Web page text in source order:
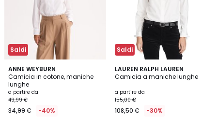
Saldi
ANNE WEYBURN
Camicia in cotone, maniche
lunghe
a partire da
49,99 €
34,99 € -40%
4,1
/ 5
2
Colori
Saldi
LAUREN RALPH LAUREN
Camicia a maniche lunghe
a partire da
155,00 €
108,50 € -30%
4,3
/ 5
2
Colori